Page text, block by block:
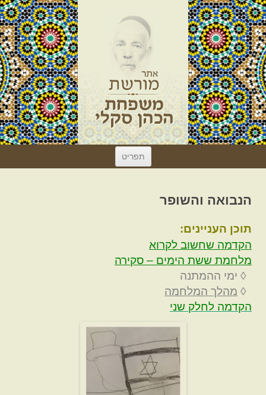
תפריט
הנבואה והשופר
תוכן העניינים:
הקדמה שחשוב לקרוא
מלחמת ששת הימים – סקירה
◊ ימי ההמתנה
◊ מהלך המלחמה
הקדמה לחלק שני